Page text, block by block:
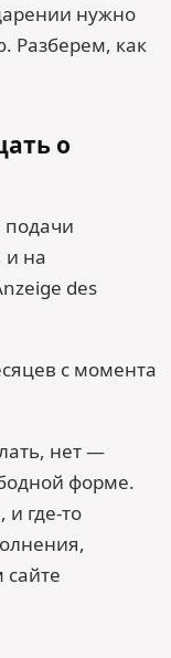
нужно
Разберем, как
о
подачи
и на
des
с момента
нет —
форме.
где-то